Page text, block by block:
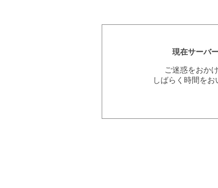
現在サーバ
ご迷惑をおか
しばらく時間を